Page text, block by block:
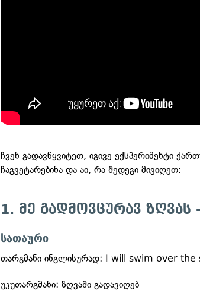
ჩვენ გადავწყვიტეთ, იგივე ექსპერიმენტი
ჩაგვეტარებინა და აი, რა შედეგი მივიღეთ:
1. მე გადმოვცურავ ზღვას
სათაური
თარგმანი ინგლისურად: I will swim over the
უკუთარგმანი: ზღვაში გადავიღებ